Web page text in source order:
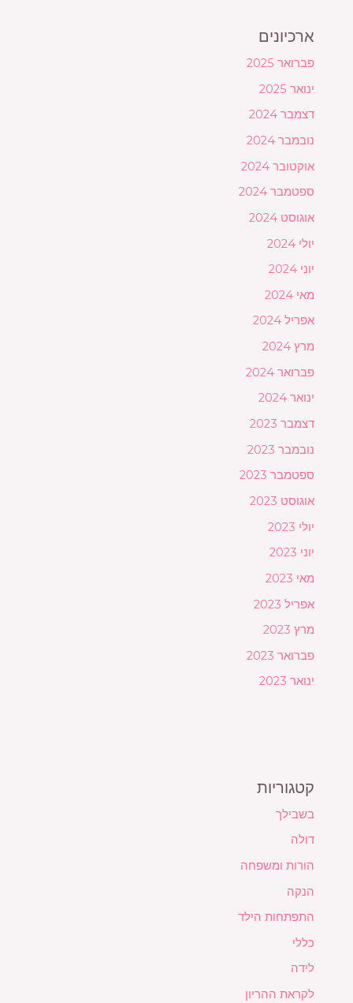
ארכיונים
פברואר 2025
ינואר 2025
דצמבר 2024
נובמבר 2024
אוקטובר 2024
ספטמבר 2024
אוגוסט 2024
יולי 2024
יוני 2024
מאי 2024
אפריל 2024
מרץ 2024
פברואר 2024
ינואר 2024
דצמבר 2023
נובמבר 2023
ספטמבר 2023
אוגוסט 2023
יולי 2023
יוני 2023
מאי 2023
אפריל 2023
מרץ 2023
פברואר 2023
ינואר 2023
קטגוריות
בשבילך
דולה
הורות ומשפחה
הנקה
התפתחות הילד
כללי
לידה
לקראת ההריון